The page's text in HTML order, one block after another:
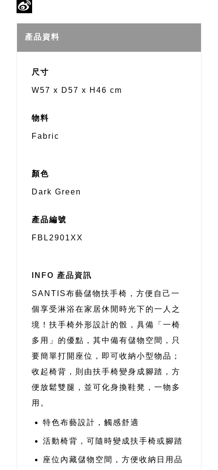
WeChat
Weibo
產品資料
尺寸
W57 x D57 x H46 cm
物料
Fabric
顏色
Dark Green
產品編號
FBL2901XX
INFO 產品資訊
SANTIS布藝儲物扶手椅，方便自己一
個享受淋浴在家居休閒時光下的一人之
境！扶手椅外形設計的骰，具備「一椅
多用」的優點，其中備有儲物空間，只
要簡單打開座位，即可收納小型物品；
收起椅背，則由扶手椅變身成腳踏，方
便放鬆雙腿，並可化身換鞋凳，一物多
用。
特色布藝設計，觸感舒適
活動椅背，可隨時變成扶手椅或腳踏
座位內藏儲物空間，方便收納日用品